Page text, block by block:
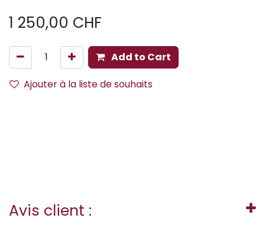
1 250,00 CHF
Add to Cart
Ajouter à la liste de souhaits
Avis client :